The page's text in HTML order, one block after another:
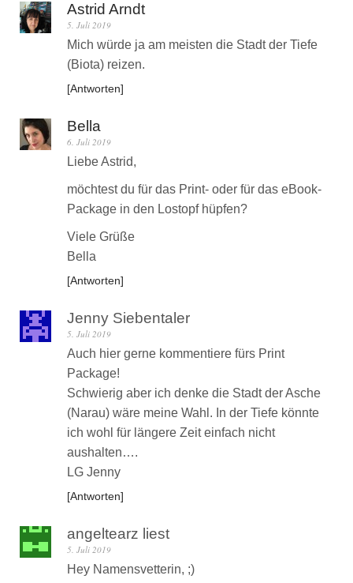
Astrid Arndt
5. Juli 2019
Mich würde ja am meisten die Stadt der Tiefe
(Biota) reizen.
Antworten
Bella
6. Juli 2019
Liebe Astrid,
möchtest du für das Print- oder für das eBook-
Package in den Lostopf hüpfen?
Viele Grüße
Bella
Antworten
Jenny Siebentaler
5. Juli 2019
Auch hier gerne kommentiere fürs Print
Package!
Schwierig aber ich denke die Stadt der Asche
(Narau) wäre meine Wahl. In der Tiefe könnte
ich wohl für längere Zeit einfach nicht
aushalten….
LG Jenny
Antworten
angeltearz liest
5. Juli 2019
Hey Namensvetterin, ;)